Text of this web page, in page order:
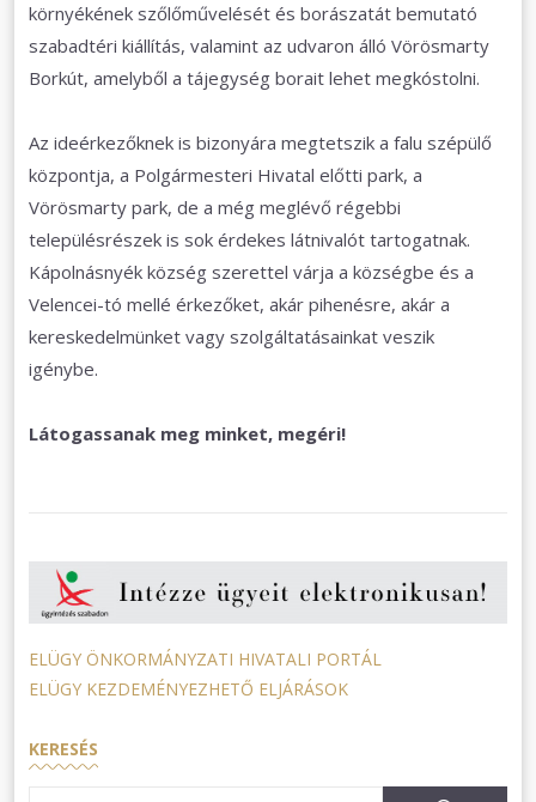
környékének szőlőművelését és borászatát bemutató
szabadtéri kiállítás, valamint az udvaron álló Vörösmarty
Borkút, amelyből a tájegység borait lehet megkóstolni.
Az ideérkezőknek is bizonyára megtetszik a falu szépülő
központja, a Polgármesteri Hivatal előtti park, a
Vörösmarty park, de a még meglévő régebbi
településrészek is sok érdekes látnivalót tartogatnak.
Kápolnásnyék község szerettel várja a községbe és a
Velencei-tó mellé érkezőket, akár pihenésre, akár a
kereskedelmünket vagy szolgáltatásainkat veszik
igénybe.
Látogassanak meg minket, megéri!
ELÜGY ÖNKORMÁNYZATI HIVATALI PORTÁL
ELÜGY KEZDEMÉNYEZHETŐ ELJÁRÁSOK
KERESÉS